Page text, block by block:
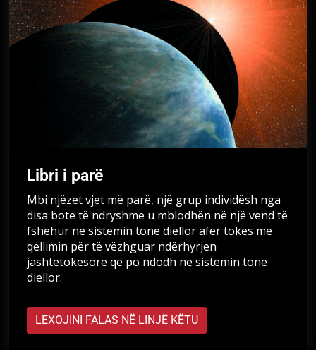
Libri i parë
Mbi njëzet vjet më parë, një grup individësh nga
disa botë të ndryshme u mblodhën në një vend të
fshehur në sistemin tonë diellor afër tokës me
qëllimin për të vëzhguar ndërhyrjen
jashtëtokësore që po ndodh në sistemin tonë
diellor.
LEXOJINI FALAS NË LINJË KËTU